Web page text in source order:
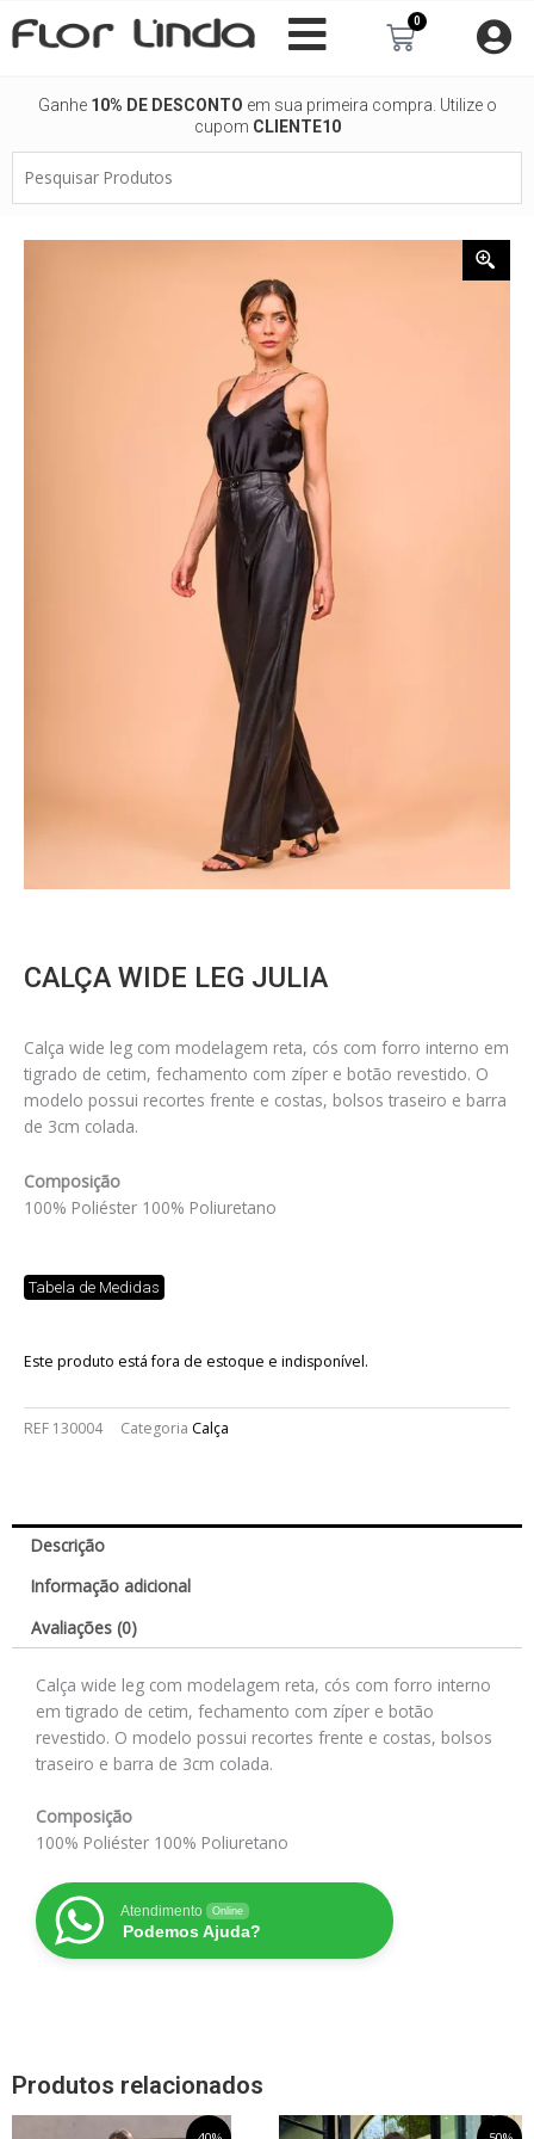
para
0
Carrinho
Ganhe 10% DE DESCONTO em sua primeira compra. Utilize o
cupom CLIENTE10
Produtos
CALÇA WIDE LEG JULIA
Calça wide leg com modelagem reta, cós com forro interno em
tigrado de cetim, fechamento com zíper e botão revestido. O
modelo possui recortes frente e costas, bolsos traseiro e barra
de 3cm colada.
Composição
100% Poliéster 100% Poliuretano
Tabela de Medidas
Este produto está fora de estoque e indisponível.
REF 130004 Categoria Calça
Descrição
Informação adicional
Avaliações (0)
Calça wide leg com modelagem reta, cós com forro interno
em tigrado de cetim, fechamento com zíper e botão
revestido. O modelo possui recortes frente e costas, bolsos
traseiro e barra de 3cm colada.
Composição
100% Poliéster 100% Poliuretano
Atendimento Online
Podemos Ajuda?
Produtos relacionados
O
Este
O
O
Este